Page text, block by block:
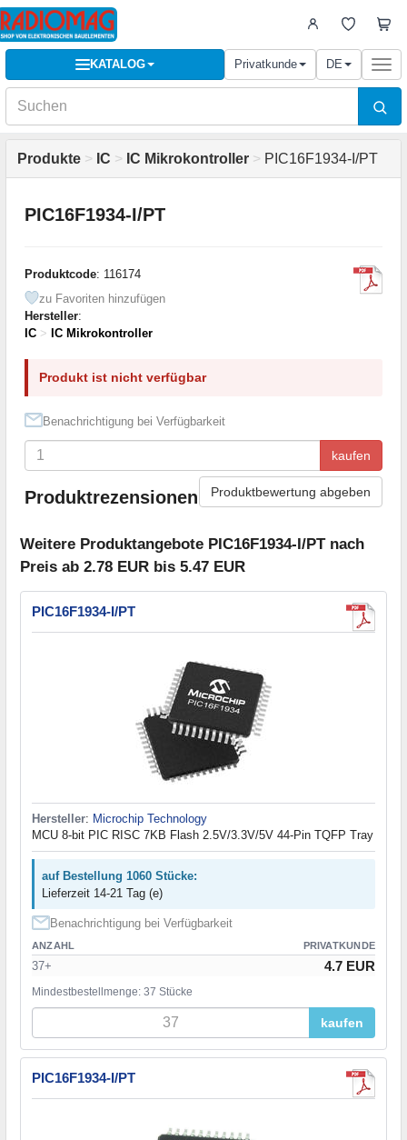
KATALOG Privatkunde DE
Produkte > IC > IC Mikrokontroller > PIC16F1934-I/PT
PIC16F1934-I/PT
Produktcode: 116174
zu Favoriten hinzufügen
Hersteller:
IC > IC Mikrokontroller
Produkt ist nicht verfügbar
Benachrichtigung bei Verfügbarkeit
kaufen
Produktrezensionen Produktbewertung abgeben
Weitere Produktangebote PIC16F1934-I/PT nach
Preis ab 2.78 EUR bis 5.47 EUR
PIC16F1934-I/PT
Hersteller: Microchip Technology
MCU 8-bit PIC RISC 7KB Flash 2.5V/3.3V/5V 44-Pin TQFP Tray
auf Bestellung 1060 Stücke:
Lieferzeit 14-21 Tag (e)
Benachrichtigung bei Verfügbarkeit
ANZAHL PRIVATKUNDE
37+ 4.7 EUR
Mindestbestellmenge: 37 Stücke
kaufen
PIC16F1934-I/PT